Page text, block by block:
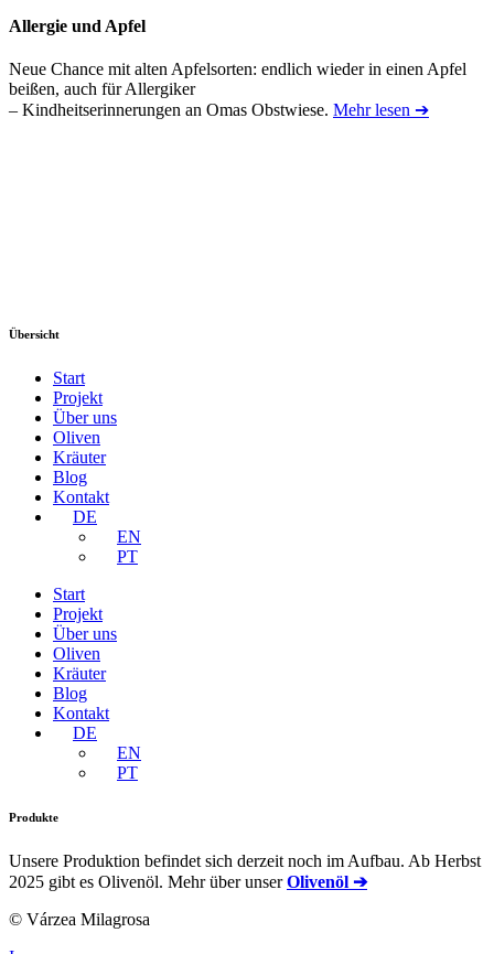
Allergie und Apfel
Neue Chance mit alten Apfelsorten: endlich wieder in einen Apfel
beißen, auch für Allergiker
– Kindheitserinnerungen an Omas Obstwiese. Mehr lesen ➔
Übersicht
Start
Projekt
Über uns
Oliven
Kräuter
Blog
Kontakt
DE
EN
PT
Start
Projekt
Über uns
Oliven
Kräuter
Blog
Kontakt
DE
EN
PT
Produkte
Unsere Produktion befindet sich derzeit noch im Aufbau. Ab Herbst
2025 gibt es Olivenöl. Mehr über unserOlivenöl ➔
© Várzea Milagrosa